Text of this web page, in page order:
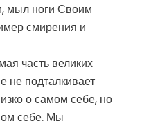
мыл ноги Своим
смирения и
часть великих
не подталкивает
о самом себе, но
себе. Мы